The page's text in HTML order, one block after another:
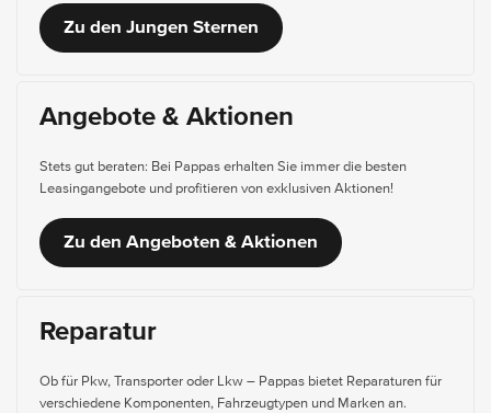
Zu den Jungen Sternen
Angebote & Aktionen
Stets gut beraten: Bei Pappas erhalten Sie immer die besten
Leasingangebote und profitieren von exklusiven Aktionen!
Zu den Angeboten & Aktionen
Reparatur
Ob für Pkw, Transporter oder Lkw – Pappas bietet Reparaturen für
verschiedene Komponenten, Fahrzeugtypen und Marken an.